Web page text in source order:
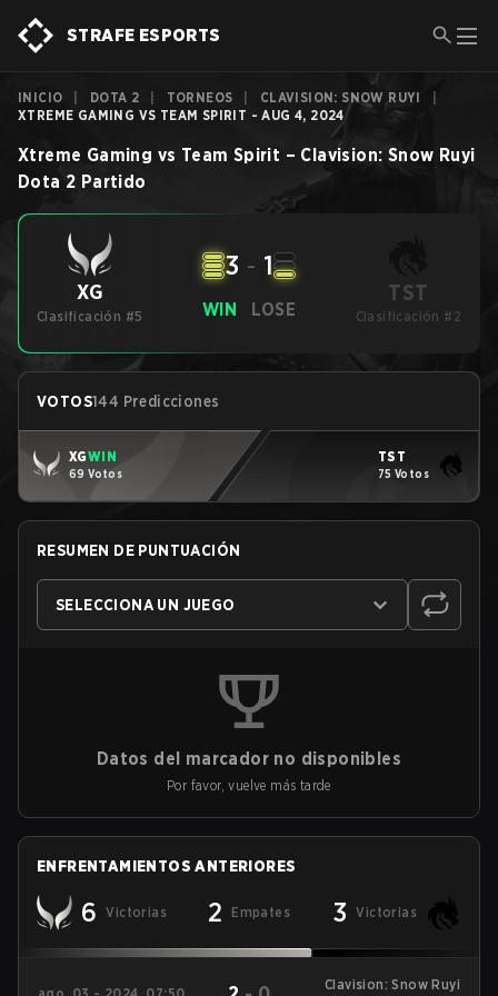
STRAFE ESPORTS
INICIO DOTA 2 TORNEOS CLAVISION: SNOW RUYI
XTREME GAMING VS TEAM SPIRIT - AUG 4, 2024
Xtreme Gaming vs Team Spirit – Clavision: Snow Ruyi
Dota 2 Partido
XG
Clasificación #5 WIN
3 - 1
LOSE
TST
Clasificación #2
VOTOS144 Predicciones
XGWIN
69 Votos
TST
75 Votos
RESUMEN DE PUNTUACIÓN
SELECCIONA UN JUEGO
Datos del marcador no disponibles
Por favor, vuelve más tarde
ENFRENTAMIENTOS ANTERIORES
6 Victorias 2 Empates 3 Victorias
Clavision: Snow Ruyi